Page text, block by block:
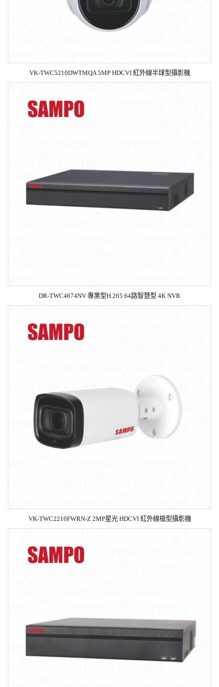
VK-TWC5210DWTMQA 5MP HDCVI 紅外線半球型攝影機
DR-TWC4674NV 專業型H.265 64路智慧型 4K NVR
VK-TWC2210FWRN-Z 2MP星光 HDCVI 紅外線槍型攝影機